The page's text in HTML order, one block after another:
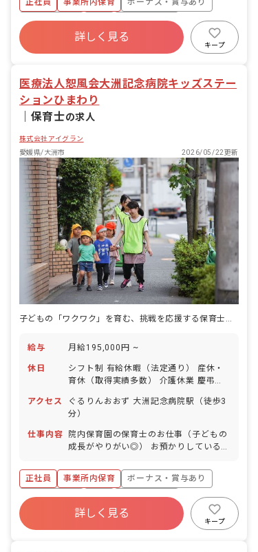
・集団生活を通じた社会性の装着 ・行事
の計画・実行、お知らせの作成
正社員 事業所内保育
ボーナス・賞与あり
社会保険完備
有給
福利厚生充実
昇給昇進あり
産休育休制度
詳しく見る
キープ
医療法人恕風会大洲記念病院キッズステー
ションひまわり
保育士の求人
株式会社アイグラン
愛媛県/大洲市
2026/05/22更新
子どもの「ワクワク」を育む、挑戦を応援する保育士になる
給与 月給195,000円 ~
休日
シフト制 有給休暇（法定通り） 産休・
育休（取得実績多数） 介護休業 慶弔休
日以上の休日を付与）
アクセス
ぐるりんおおず 大洲記念病院駅（徒歩3
分）
仕事内容
院内保育園の保育士のお仕事（子どもの
成長がやりがい◎） お預かりしている子
食事・睡眠・排泄・清潔・衣類の着脱等
・集団生活を通じた社会性の装着 ・行事
の計画・実行、お知らせの作成
正社員 事業所内保育
ボーナス・賞与あり
社会保険完備
有給
福利厚生充実
昇給昇進あり
産休育休制度
詳しく見る
キープ